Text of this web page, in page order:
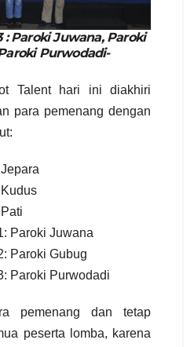
: Paroki Juwana, Paroki
Purwodadi-
Talent hari ini diakhiri
para pemenang dengan
Paroki Juwana
Paroki Gubug
Paroki Purwodadi
pemenang dan tetap
peserta lomba, karena